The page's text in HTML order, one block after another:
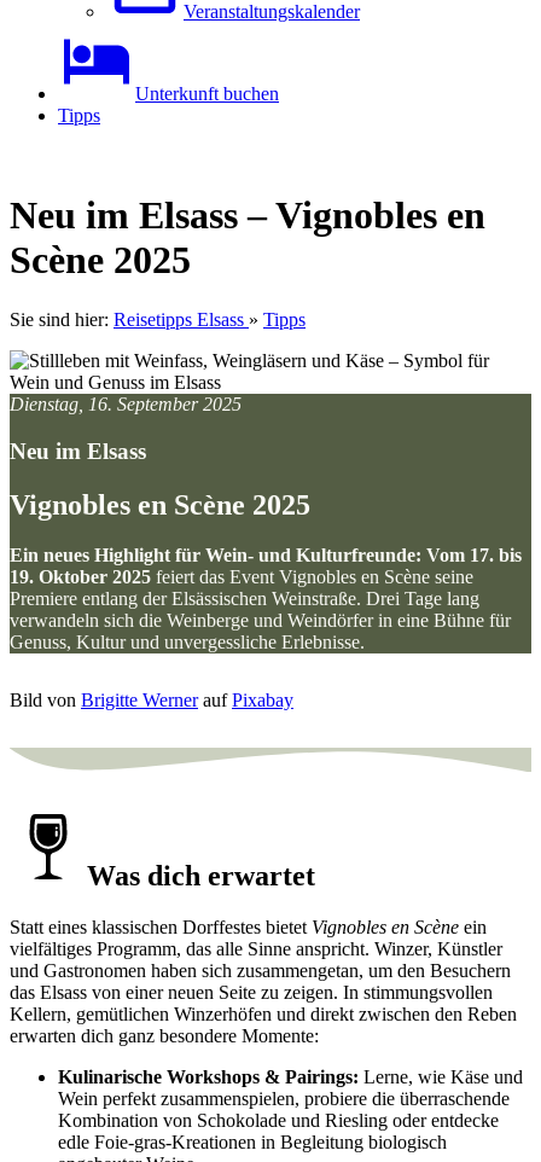
Veranstaltungskalender
Unterkunft buchen
Tipps
Neu im Elsass – Vignobles en
Scène 2025
Sie sind hier: Reisetipps Elsass » Tipps
Dienstag, 16. September 2025
Neu im Elsass
Vignobles en Scène 2025
Ein neues Highlight für Wein- und Kulturfreunde: Vom 17. bis
19. Oktober 2025 feiert das Event Vignobles en Scène seine
Premiere entlang derElsässischen Weinstraße. Drei Tage lang
verwandeln sich die Weinberge und Weindörfer in eine Bühne für
Genuss, Kultur und unvergessliche Erlebnisse.
Bild von Brigitte WerneraufPixabay
Was dich erwartet
Statt eines klassischen Dorffestes bietet Vignobles en Scène ein
vielfältiges Programm, das alle Sinne anspricht. Winzer, Künstler
und Gastronomen haben sich zusammengetan, um den Besuchern
das Elsass von einer neuen Seite zu zeigen. In stimmungsvollen
Kellern, gemütlichen Winzerhöfen und direkt zwischen den Reben
erwarten dich ganz besondere Momente:
Kulinarische Workshops & Pairings: Lerne, wie Käse und
Wein perfekt zusammenspielen, probiere die überraschende
Kombination von Schokolade und Riesling oder entdecke
edle Foie-gras-Kreationen in Begleitung biologisch